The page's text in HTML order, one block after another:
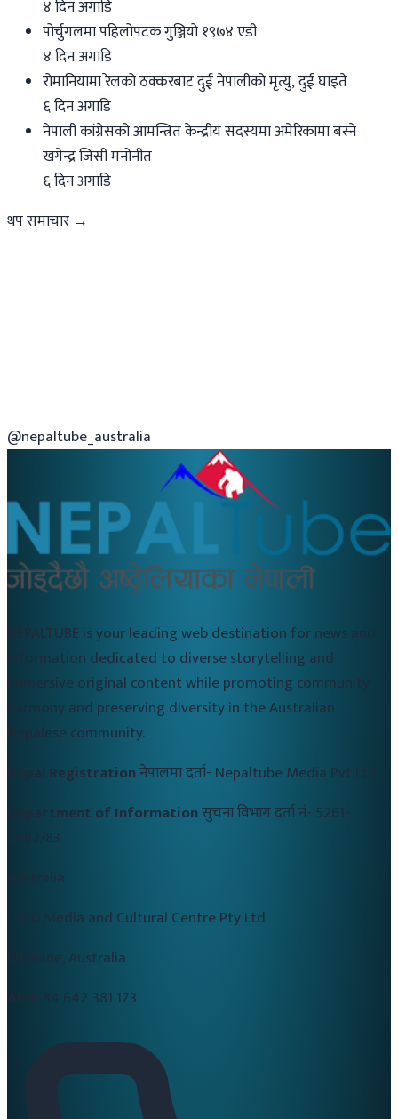
४ दिन अगाडि
पोर्चुगलमा पहिलोपटक गुञ्जियो १९७४ एडी
४ दिन अगाडि
रोमानियामा रेलको ठक्करबाट दुई नेपालीको मृत्यु, दुई घाइते
६ दिन अगाडि
नेपाली कांग्रेसको आमन्त्रित केन्द्रीय सदस्यमा अमेरिकामा बस्ने
खगेन्द्र जिसी मनोनीत
६ दिन अगाडि
थप समाचार →
@nepaltube_australia
NEPALTUBE is your leading web destination for news and
information dedicated to diverse storytelling and
immersive original content while promoting community
harmony and preserving diversity in the Australian
Nepalese community.
Nepal Registrationनेपालमा दर्ता- Nepaltube Media Pvt Ltd
Department of Informationसुचना विभाग दर्ता नं- 5261-
2082/83
Australia
CALD Media and Cultural Centre Pty Ltd
Brisbane, Australia
84 642 381 173